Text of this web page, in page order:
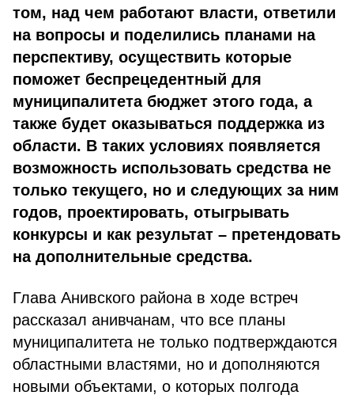
том, над чем работают власти, ответили
на вопросы и поделились планами на
перспективу, осуществить которые
поможет беспрецедентный для
муниципалитета бюджет этого года, а
также будет оказываться поддержка из
области. В таких условиях появляется
возможность использовать средства не
только текущего, но и следующих за ним
годов, проектировать, отыгрывать
конкурсы и как результат – претендовать
на дополнительные средства.
Глава Анивского района в ходе встреч
рассказал анивчанам, что все планы
муниципалитета не только подтверждаются
областными властями, но и дополняются
новыми объектами, о которых полгода